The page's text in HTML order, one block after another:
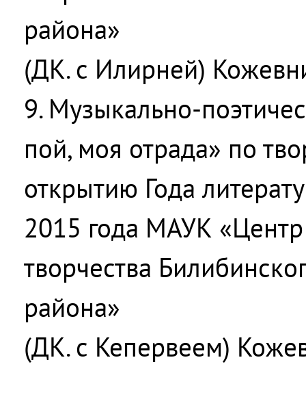
района»
(ДК. с Илирней)
9. Музыкально-
пой, моя отрада» по
открытию Года
2015 года МАУК
творчества
района»
(ДК. с Кепервеем)